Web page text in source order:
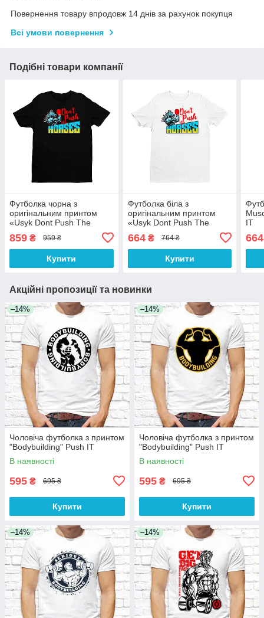
Повернення товару впродовж 14 днів за рахунок покупця
Всі умови повернення
Подібні товари компанії
Футболка чорна з
оригінальним принтом
«Usyk Dont Push The
Horses. Усик не підганяйте
коней» Push IT
859 ₴ 959 ₴
Купити
Футболка біла з
оригінальним принтом
«Usyk Dont Push The
Horses. Усик не підганяйте
коней» Push IT
664₴ 764 ₴
Купити
IT
664
Акційні пропозиції та новинки
–14%
Чоловіча футболка з принтом
"Bodybuilding" Push IT
В наявності
595 ₴ 695 ₴
Купити
–14%
Чоловіча футболка з принтом
"Bodybuilding" Push IT
В наявності
595 ₴ 695 ₴
Купити
–14% –14%